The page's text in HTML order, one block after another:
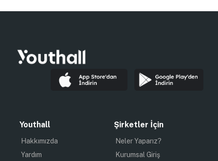
Youthall
Hakkımızda
Yardım
Şirketler İçin
Neler Yaparız?
Kurumsal Giriş